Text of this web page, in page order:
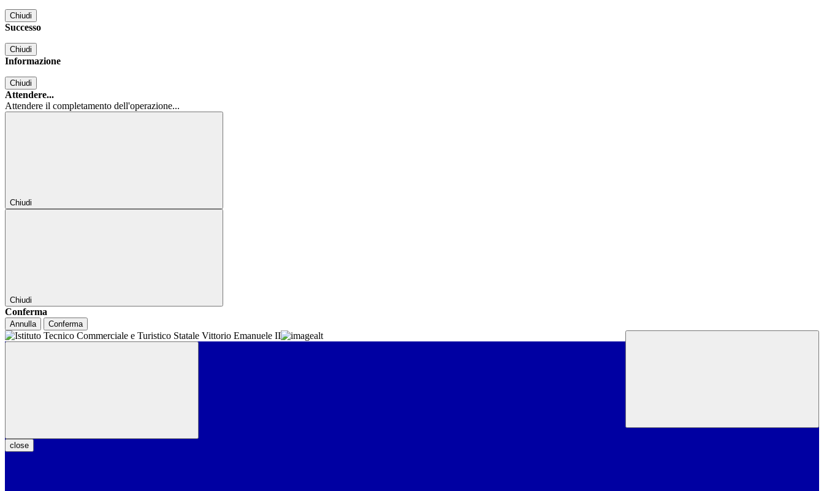
Chiudi
Successo
Chiudi
Informazione
Chiudi
Attendere...
Attendere il completamento dell'operazione...
Chiudi
Chiudi
Conferma
Annulla Conferma
close